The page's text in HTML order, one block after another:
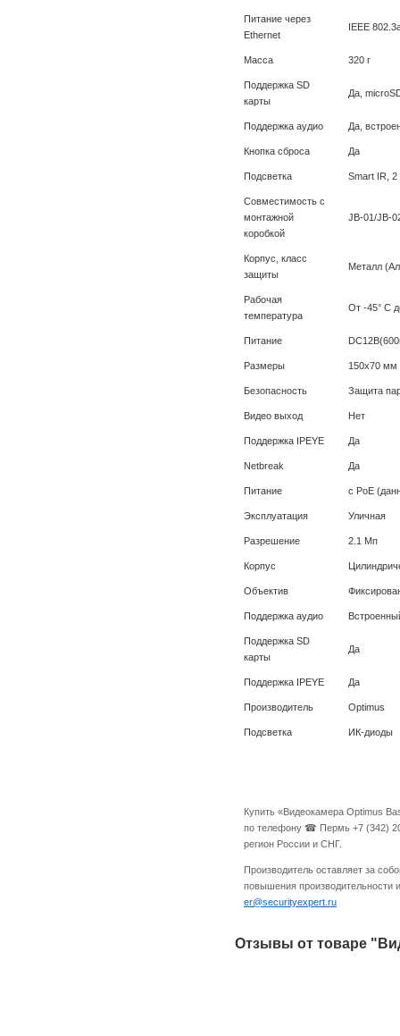
Питание через
Ethernet
IEEE
Масса 320 г
Поддержка SD
карты
Да,
Поддержка аудио Да,
Кнопка сброса Да
Подсветка Smart IR, 2
Совместимость с
монтажной
коробкой
JB-01/JB-
Корпус, класс
защиты
Металл
Рабочая
температура
От -45° С
Питание
Размеры 150x70 мм
Безопасность Защита
Видео выход Нет
Поддержка IPEYE Да
Netbreak Да
Питание с PoE
Эксплуатация Уличная
Разрешение 2.1 Мп
Корпус
Объектив
Поддержка аудио
Поддержка SD
карты
Да
Поддержка IPEYE Да
Производитель Optimus
Подсветка ИК-диоды
Купить «Видеокамера Optimus
по телефону ☎ Пермь +7 (342)
регион России и СНГ.
Производитель оставляет за
повышения производительности
er@securityexpert.ru
Отзывы от товаре